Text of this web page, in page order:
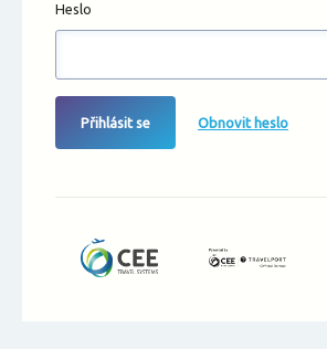
Heslo
Přihlásit se Obnovit heslo